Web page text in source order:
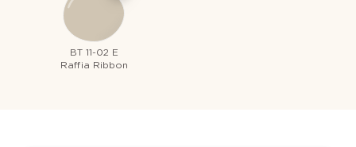
BT 11-02 E
Raffia Ribbon